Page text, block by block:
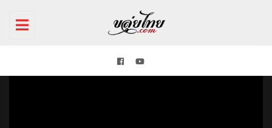
Toggle